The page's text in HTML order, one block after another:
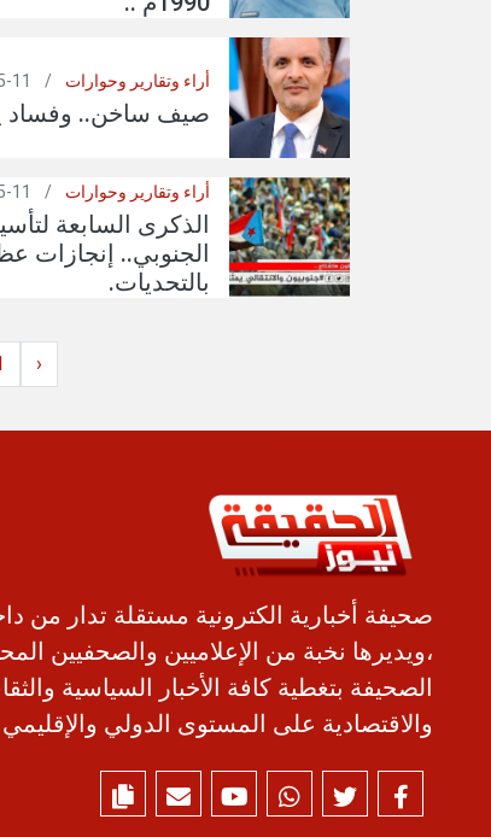
أراء وتقارير وحوارات /
11-05-2024
صيف ساخن.. وفساد
أراء وتقارير وحوارات /
11-05-2024
الذكرى السابعة
الجنوبي.. إنجازات
بالتحديات.
‹
صحيفة أخبارية الكترونية مستقلة تدار من
،ويديرها نخبة من الإعلاميين والصحفيين
الصحيفة بتغطية كافة الأخبار السياسية
والاقتصادية على المستوى الدولي